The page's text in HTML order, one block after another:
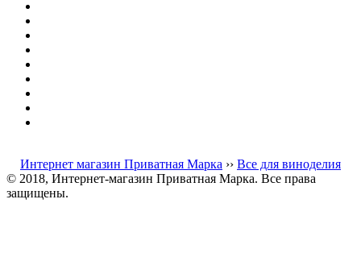
Интернет магазин Приватная Марка ›› Все для виноделия
© 2018, Интернет-магазин Приватная Марка. Все права
защищены.